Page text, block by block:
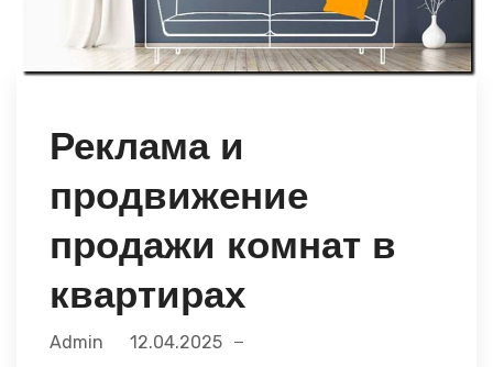
Реклама и
продвижение
продажи комнат в
квартирах
Admin 12.04.2025